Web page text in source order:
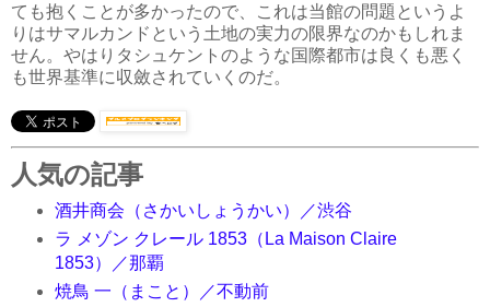
ても抱くことが多かったので、これは当館の問題というよ
りはサマルカンドという土地の実力の限界なのかもしれま
せん。やはりタシュケントのような国際都市は良くも悪く
も世界基準に収斂されていくのだ。
人気の記事
酒井商会（さかいしょうかい）／渋谷
ラ メゾン クレール 1853（La Maison Claire
1853）／那覇
焼鳥 一（まこと）／不動前